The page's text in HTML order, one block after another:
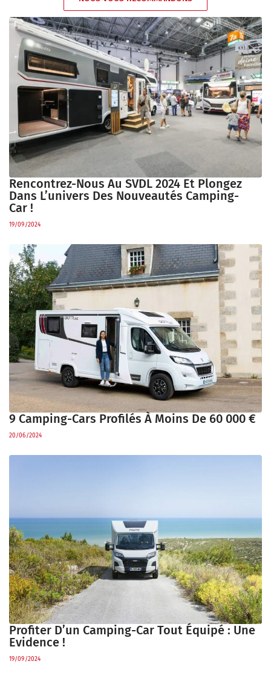
Rencontrez-Nous Au SVDL 2024 Et Plongez
Dans L’univers Des Nouveautés Camping-
Car !
19/09/2024
9 Camping-Cars Profilés À Moins De 60 000 €
20/06/2024
Profiter D’un Camping-Car Tout Équipé : Une
Evidence !
19/09/2024